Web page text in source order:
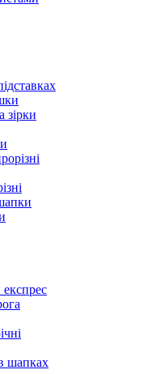
зірки
шапках